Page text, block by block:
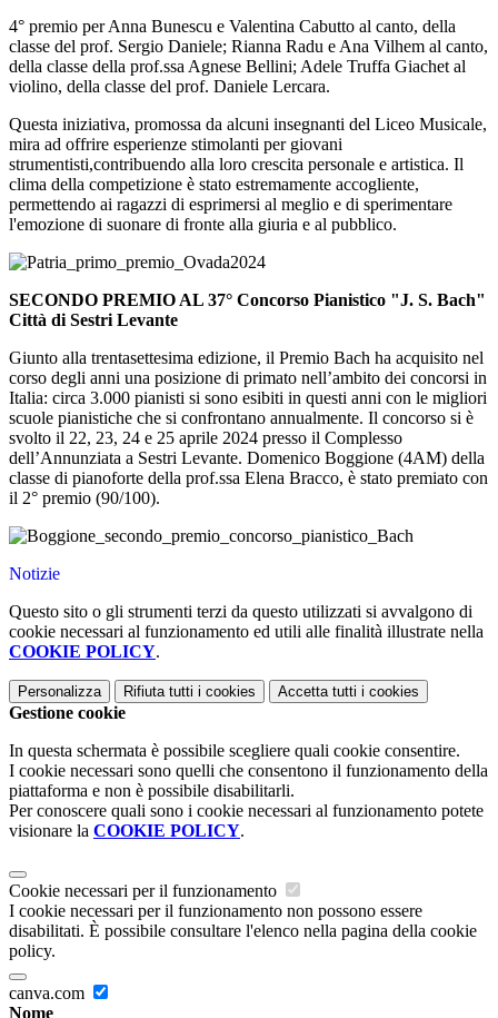
4° premio per Anna Bunescu e Valentina Cabutto al canto, della
classe del prof. Sergio Daniele; Rianna Radu e Ana Vilhem al canto,
della classe della prof.ssa Agnese Bellini; Adele Truffa Giachet al
violino, della classe del prof. Daniele Lercara.
Questa iniziativa, promossa da alcuni insegnanti del Liceo Musicale,
mira ad offrire esperienze stimolanti per giovani
strumentisti,contribuendo alla loro crescita personale e artistica. Il
clima della competizione è stato estremamente accogliente,
permettendo ai ragazzi di esprimersi al meglio e di sperimentare
l'emozione di suonare di fronte alla giuria e al pubblico.
SECONDO PREMIO AL 37° Concorso Pianistico "J. S. Bach"
Città di Sestri Levante
Giunto alla trentasettesima edizione, il Premio Bach ha acquisito nel
corso degli anni una posizione di primato nell’ambito dei concorsi in
Italia: circa 3.000 pianisti si sono esibiti in questi anni con le migliori
scuole pianistiche che si confrontano annualmente. Il concorso si è
svolto il 22, 23, 24 e 25 aprile 2024 presso il Complesso
dell’Annunziata a Sestri Levante. Domenico Boggione (4AM) della
classe di pianoforte della prof.ssa Elena Bracco, è stato premiato con
il 2° premio (90/100).
Notizie
Questo sito o gli strumenti terzi da questo utilizzati si avvalgono di
cookie necessari al funzionamento ed utili alle finalità illustrate nella
COOKIE POLICY.
Personalizza Rifiuta tutti i cookies Accetta tutti i cookies
Gestione cookie
In questa schermata è possibile scegliere quali cookie consentire.
I cookie necessari sono quelli che consentono il funzionamento della
piattaforma e non è possibile disabilitarli.
Per conoscere quali sono i cookie necessari al funzionamento potete
visionare la COOKIE POLICY.
Cookie necessari per il funzionamento
I cookie necessari per il funzionamento non possono essere
disabilitati. È possibile consultare l'elenco nella pagina della cookie
policy.
canva.com
Nome